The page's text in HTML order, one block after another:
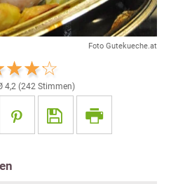
Foto Gutekueche.at
4,2 (242 Stimmen)